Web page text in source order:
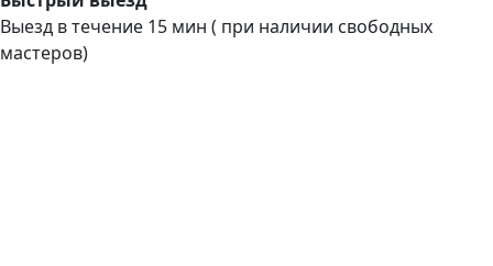
Выезд в течение 15 мин ( при наличии свободных
мастеров)